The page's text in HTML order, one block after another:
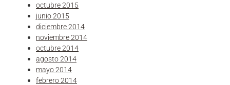
octubre 2015
junio 2015
diciembre 2014
noviembre 2014
octubre 2014
agosto 2014
mayo 2014
febrero 2014